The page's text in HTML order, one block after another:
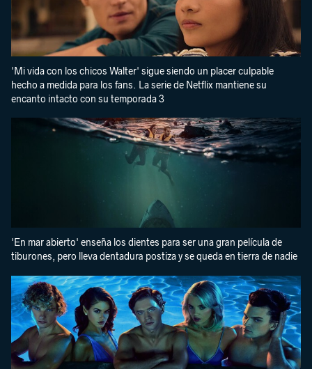
'Mi vida con los chicos Walter' sigue siendo un placer culpable
hecho a medida para los fans. La serie de Netflix mantiene su
encanto intacto con su temporada 3
'En mar abierto' enseña los dientes para ser una gran película de
tiburones, pero lleva dentadura postiza y se queda en tierra de nadie